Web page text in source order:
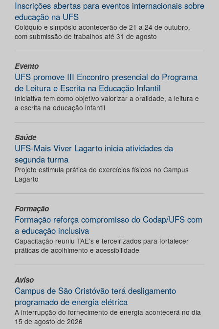
Inscrições abertas para eventos internacionais sobre
educação na UFS
Colóquio e simpósio acontecerão de 21 a 24 de outubro,
com submissão de trabalhos até 31 de agosto
Evento
UFS promove III Encontro presencial do Programa
de Leitura e Escrita na Educação Infantil
Iniciativa tem como objetivo valorizar a oralidade, a leitura e
a escrita na educação infantil
Saúde
UFS-Mais Viver Lagarto inicia atividades da
segunda turma
Projeto estimula prática de exercícios físicos no Campus
Lagarto
Formação
Formação reforça compromisso do Codap/UFS com
a educação inclusiva
Capacitação reuniu TAE’s e terceirizados para fortalecer
práticas de acolhimento e acessibilidade
Aviso
Campus de São Cristóvão terá desligamento
programado de energia elétrica
A interrupção do fornecimento de energia acontecerá no dia
15 de agosto de 2026